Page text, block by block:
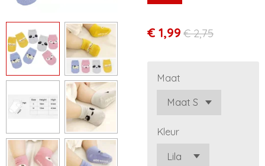
€ 1,99 € 2,75
Maat
Kleur